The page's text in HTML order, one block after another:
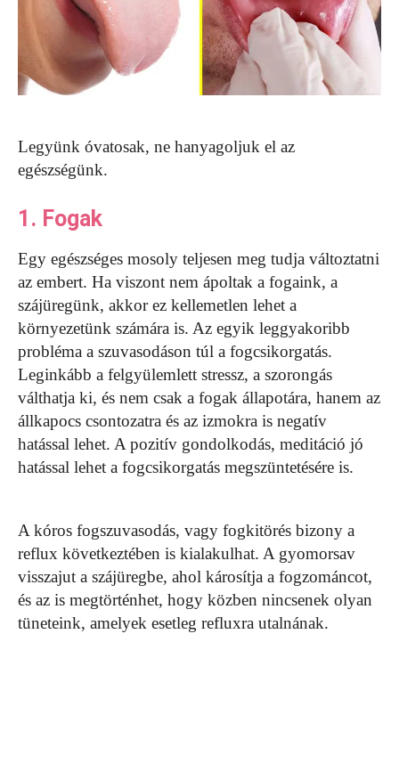
Legyünk óvatosak, ne hanyagoljuk el az
egészségünk.
1. Fogak
Egy egészséges mosoly teljesen meg tudja változtatni
az embert. Ha viszont nem ápoltak a fogaink, a
szájüregünk, akkor ez kellemetlen lehet a
környezetünk számára is. Az egyik leggyakoribb
probléma a szuvasodáson túl a fogcsikorgatás.
Leginkább a felgyülemlett stressz, a szorongás
válthatja ki, és nem csak a fogak állapotára, hanem az
állkapocs csontozatra és az izmokra is negatív
hatással lehet. A pozitív gondolkodás, meditáció jó
hatással lehet a fogcsikorgatás megszüntetésére is.
A kóros fogszuvasodás, vagy fogkitörés bizony a
reflux következtében is kialakulhat. A gyomorsav
visszajut a szájüregbe, ahol károsítja a fogzománcot,
és az is megtörténhet, hogy közben nincsenek olyan
tüneteink, amelyek esetleg refluxra utalnának.